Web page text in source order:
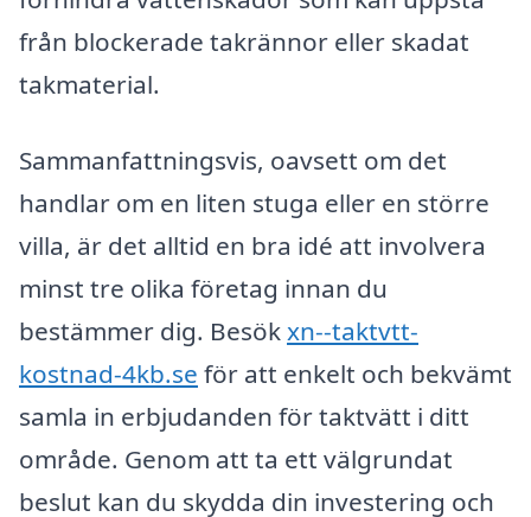
från blockerade takrännor eller skadat
takmaterial.
Sammanfattningsvis, oavsett om det
handlar om en liten stuga eller en större
villa, är det alltid en bra idé att involvera
minst tre olika företag innan du
bestämmer dig. Besökxn--taktvtt-
kostnad-4kb.se för att enkelt och bekvämt
samla in erbjudanden för taktvätt i ditt
område. Genom att ta ett välgrundat
beslut kan du skydda din investering och